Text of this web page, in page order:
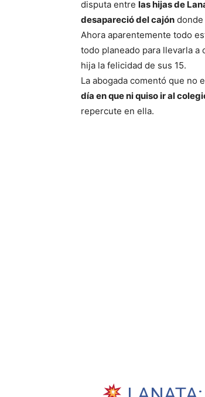
disputa entre las hijas de
desapareció del cajón donde
Ahora aparentemente todo
todo planeado para llevarla a
hija la felicidad de sus 15.
La abogada comentó que no
día en que ni quiso ir al
repercute en ella.